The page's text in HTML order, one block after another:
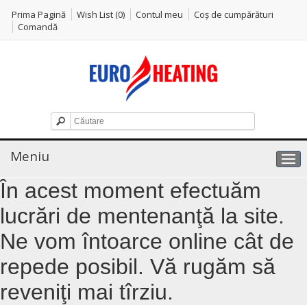
Prima Pagină Wish List (0) Contul meu
Coş de cumpărături
Comandă
Meniu
În acest moment efectuăm
lucrări de mentenanţă la site.
Ne vom întoarce online cât de
repede posibil. Vă rugăm să
reveniţi mai tîrziu.